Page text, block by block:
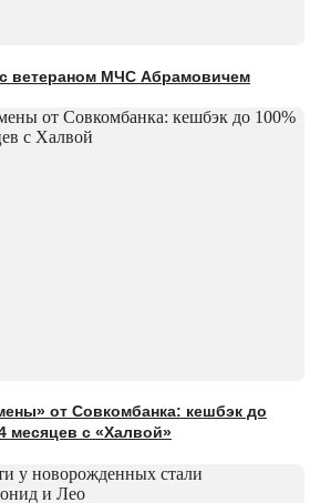
ветераном МЧС Абрамовичем
от Совкомбанка: кешбэк до
месяцев с «Халвой»